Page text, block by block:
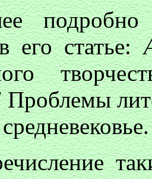
его статье:
Проблемы